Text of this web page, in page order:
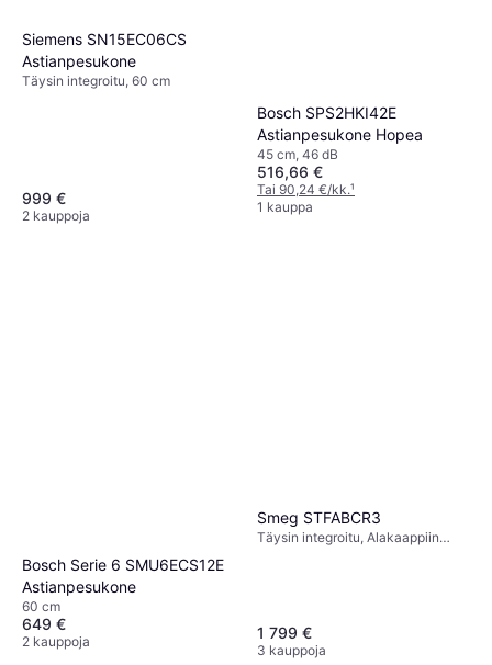
Siemens SN15EC06CS
Astianpesukone
Täysin integroitu, 60 cm
999 €
2 kauppoja
Bosch SPS2HKI42E
Astianpesukone Hopea
45 cm, 46 dB
516,66 €
Tai 90,24 €/kk.¹
1 kauppa
Bosch Serie 6 SMU6ECS12E
Astianpesukone
60 cm
649 €
2 kauppoja
Smeg STFABCR3
Täysin integroitu, Alakaappiin
1 799 €
3 kauppoja